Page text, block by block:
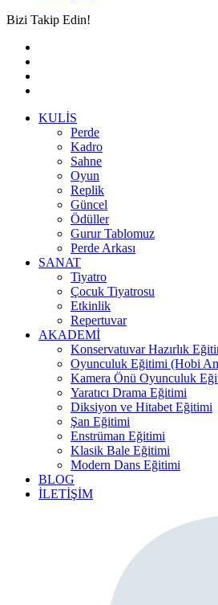
Bizi Takip Edin!
KULİS
Perde
Kadro
Sahne
Oyun
Replik
Güncel
Ödüller
Gurur Tablomuz
Perde Arkası
SANAT
Tiyatro
Çocuk Tiyatrosu
Etkinlik
Repertuvar
AKADEMİ
Konservatuvar Hazırlık
Oyunculuk Eğitimi (Hobi
Kamera Önü Oyunculuk
Yaratıcı Drama Eğitimi
Diksiyon ve Hitabet Eğitimi
Şan Eğitimi
Enstrüman Eğitimi
Klasik Bale Eğitimi
Modern Dans Eğitimi
BLOG
İLETİŞİM